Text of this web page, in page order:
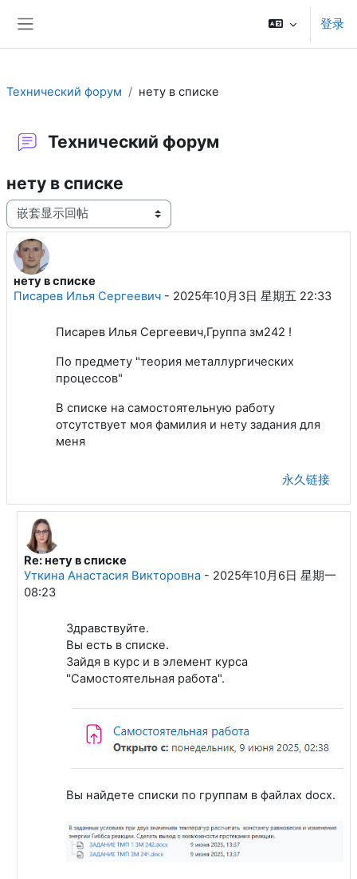
登录
Технический форум нету в списке
Технический форум
нету в списке
显示模式
нету в списке
Писарев Илья Сергеевич - 2025年10月3日 星期五 22:33
回帖数：3
Писарев Илья Сергеевич,Группа зм242 !
По предмету "теория металлургических
процессов"
В списке на самостоятельную работу
отсутствует моя фамилия и нету задания для
меня
永久链接
回复Писарев Илья Сергеевич
Re: нету в списке
Уткина Анастасия Викторовна- 2025年10月6日 星期一
08:23
Здравствуйте.
Вы есть в списке.
Зайдя в курс и в элемент курса
"Самостоятельная работа".
Вы найдете списки по группам в файлах docx.